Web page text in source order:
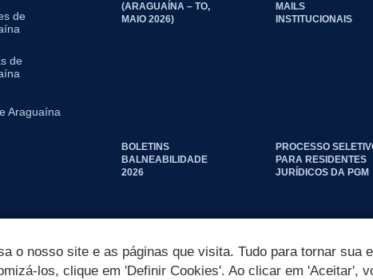
de
de
Araguaína
(ARAGUAÍNA – TO,
MAIO 2026)
MAILS
INSTITUCIONAIS
BOLETINS
BALNEABILIDADE
2026
PROCESSO
PARA RESIDENTES
JURÍDICOS DA PGM
o nosso site e as páginas que visita. Tudo para tornar sua
los, clique em 'Definir Cookies'. Ao clicar em 'Aceitar',